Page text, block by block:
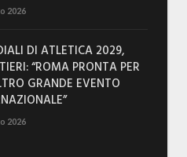
2026
DI ATLETICA 2029,
“ROMA PRONTA PER
GRANDE EVENTO
2026